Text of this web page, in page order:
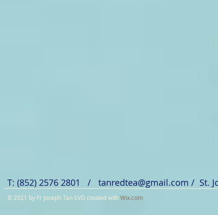
T: (852) 2576 2801 / tanredtea@gmail.com / St.
© 2021 by Fr Joseph Tan SVD created with Wix.com